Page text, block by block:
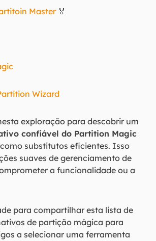
Master🏅
Wizard
exploração para descobrir um
confiável do Partition Magic
substitutos eficientes. Isso
suaves de gerenciamento de
a funcionalidade ou a
para compartilhar esta lista de
de partição mágica para
a selecionar uma ferramenta